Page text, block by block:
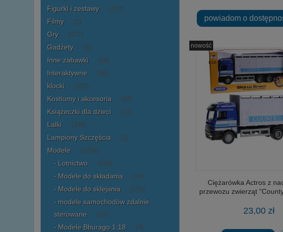
Figurki i zestawy (173)
Filmy (1)
Gry (477)
Gadżety (8)
Inne zabawki (36)
Interaktywne (66)
klocki (323)
Kostiumy i akcesoria (53)
Książeczki dla dzieci (13)
Lalki (349)
Lampiony Szczęścia (2)
Modele (1756)
Lotnictwo (150)
Modele do składania (10)
Modele do sklejania (178)
modele samochodów zdalnie
sterowane
(19)
Modele Bburago 1:18 (4)
powiadom o
Ciężarówka Actros z
przewozu zwierząt
23,00 zł
nowość